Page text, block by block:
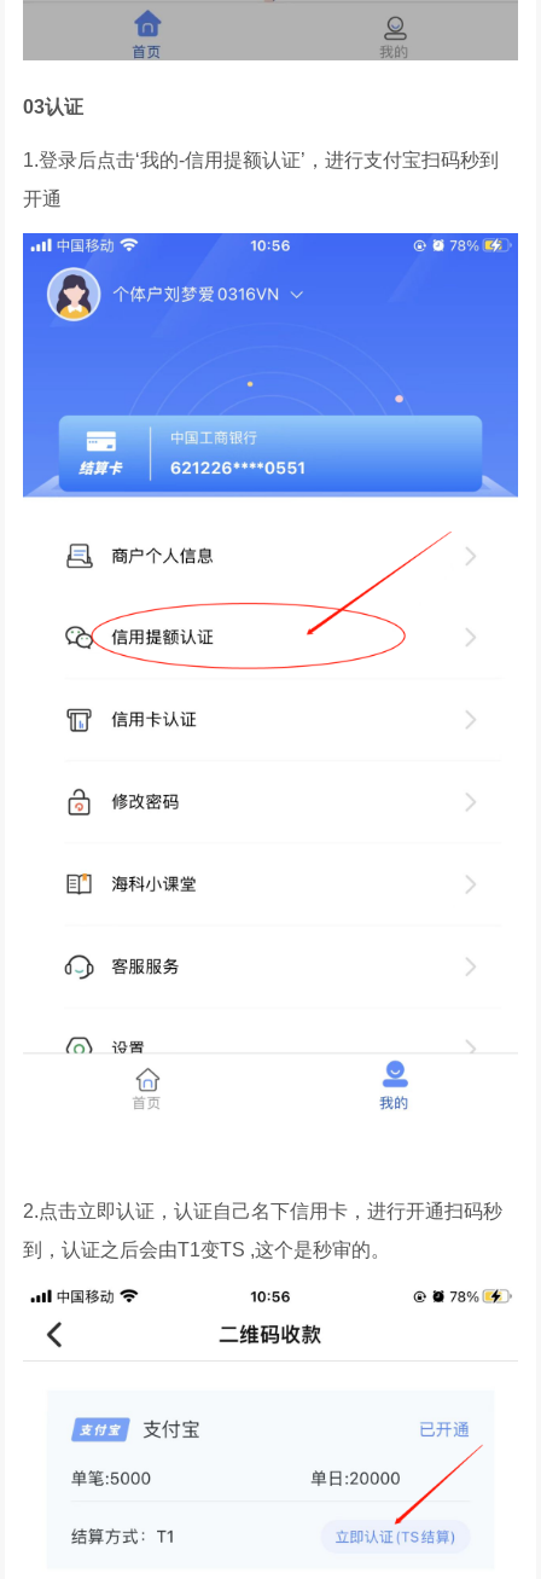
03认证
1.登录后点击‘我的-信用提额认证’，进行支付宝扫码秒到
开通
2.点击立即认证，认证自己名下信用卡，进行开通扫码秒
到，认证之后会由T1变TS ,这个是秒审的。